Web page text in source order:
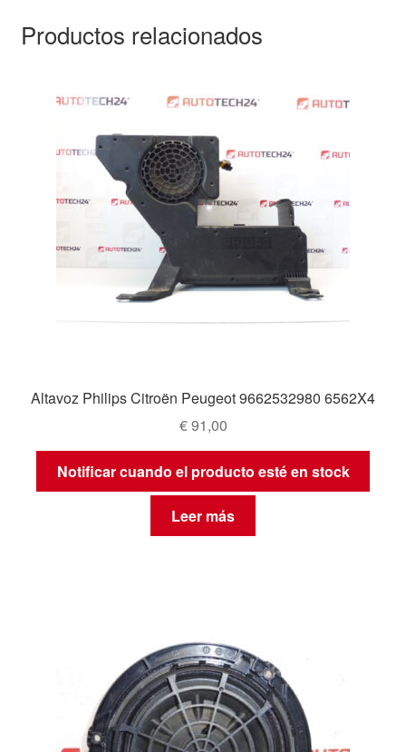
Productos relacionados
Altavoz Philips Citroën Peugeot 9662532980 6562X4
€91,00
Notificar cuando el producto esté en stock
Leer más